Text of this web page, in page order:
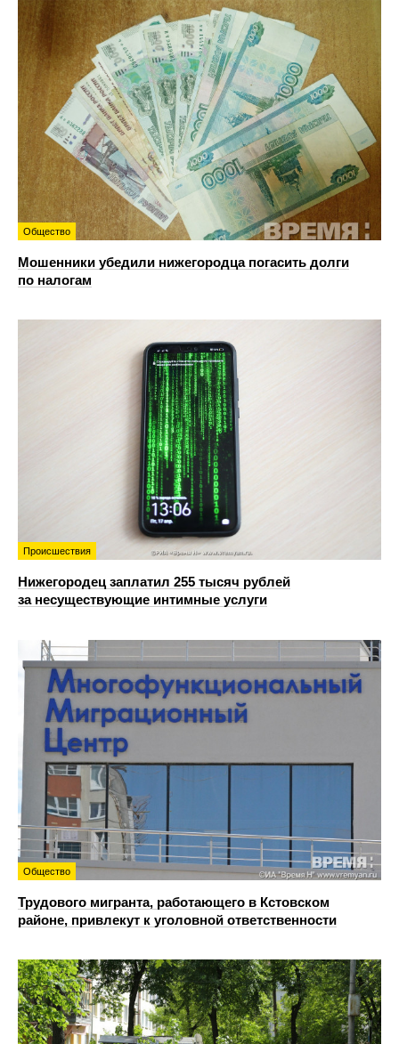
Общество
Мошенники убедили нижегородца погасить долги
по налогам
Происшествия
Нижегородец заплатил 255 тысяч рублей
за несуществующие интимные услуги
Общество
Трудового мигранта, работающего в Кстовском
районе, привлекут к уголовной ответственности